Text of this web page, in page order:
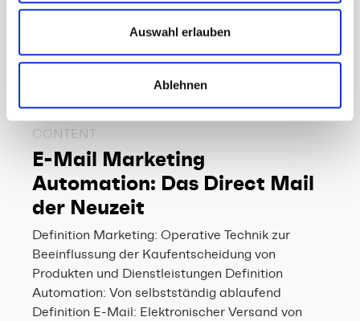
weiteren Daten zusammen, die Sie ihnen bereitgestellt
haben oder die sie im Rahmen Ihrer Nutzung der Dienste
Auswahl erlauben
Ablehnen
CONTENT
E-Mail Marketing
Automation: Das Direct Mail
der Neuzeit
Definition Marketing: Operative Technik zur
Beeinflussung der Kaufentscheidung von
Produkten und Dienstleistungen Definition
Automation: Von selbstständig ablaufend
Definition E-Mail: Elektronischer Versand von